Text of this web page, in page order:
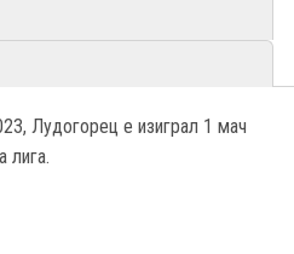
Лудогорец е изиграл 1 мач
лига.